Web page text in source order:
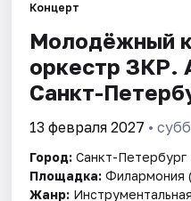
Концерт
Молодёжный
оркестр ЗКР.
Санкт-
13 февраля 2027 •
Город: Санкт-Петербург
Площадка: Филармония
Жанр: